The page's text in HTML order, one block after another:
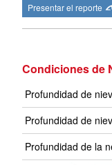
Presentar el reporte
Condiciones de
Profundidad de
Profundidad de
Profundidad de la